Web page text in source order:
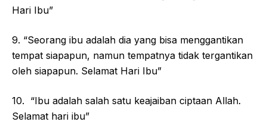
Hari Ibu”
9. “Seorang ibu adalah dia yang bisa menggantikan
tempat siapapun, namun tempatnya tidak tergantikan
oleh siapapun. Selamat Hari Ibu”
10. “Ibu adalah salah satu keajaiban ciptaan Allah.
Selamat hari ibu”